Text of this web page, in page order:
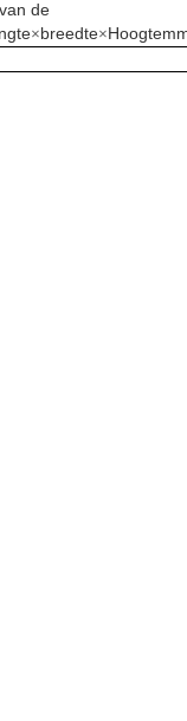
de
×breedte×Hoogte